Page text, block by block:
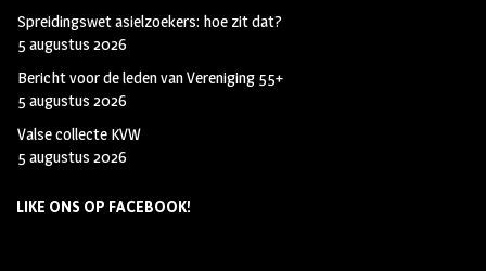
Spreidingswet asielzoekers: hoe zit dat?
5 augustus 2026
Bericht voor de leden van Vereniging 55+
5 augustus 2026
Valse collecte KVW
5 augustus 2026
LIKE ONS OP FACEBOOK!